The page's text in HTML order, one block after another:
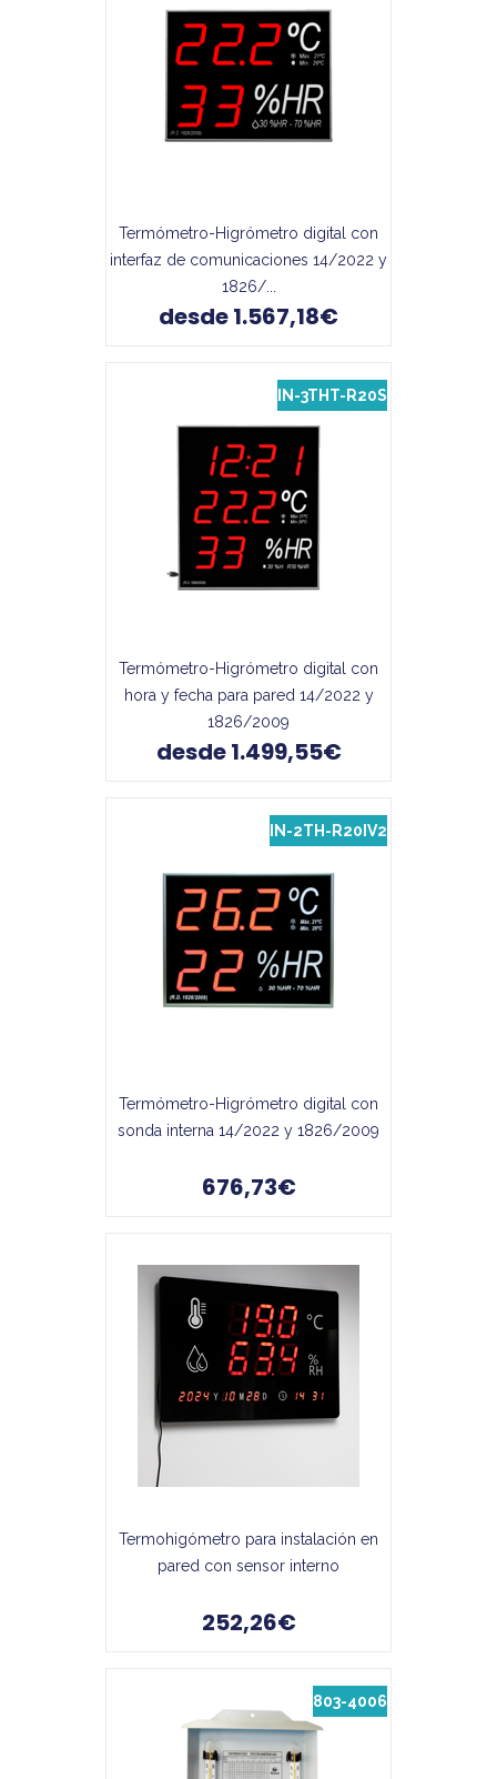
Termómetro-Higrómetro digital con
interfaz de comunicaciones 14/2022 y
1826/...
desde 1.567,18€
Termómetro-Higrómetro digital con
hora y fecha para pared 14/2022 y
1826/2009
desde 1.499,55€
IN-3THT-R20S
Termómetro-Higrómetro digital con
sonda interna 14/2022 y 1826/2009
676,73€
IN-2TH-R20IV2
Termohigómetro para instalación en
pared con sensor interno
252,26€
803-4006